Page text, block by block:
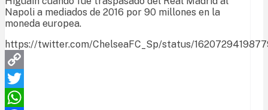
Napoli a mediados de 2016 por 90 millones en la
moneda europea.
https://twitter.com/ChelseaFC_Sp/status/
Copy
Link
Twitter